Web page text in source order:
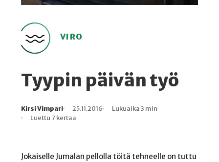
VIRO
Tyypin päivän työ
Kirjoittaja
Kirsi Vimpari
Julkaistu
25.11.2016
Lukuaika
Lukuaika 3 min
Lukukertoja
Luettu 7 kertaa
Jokaiselle Jumalan pellolla töitä tehneelle on tuttu